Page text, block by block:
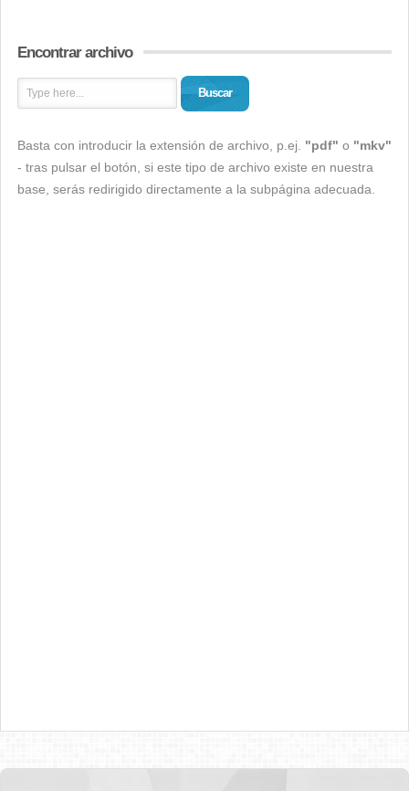
Encontrar archivo
Buscar
Basta con introducir la extensión de archivo, p.ej. "pdf" o "mkv"
- tras pulsar el botón, si este tipo de archivo existe en nuestra
base, serás redirigido directamente a la subpágina adecuada.